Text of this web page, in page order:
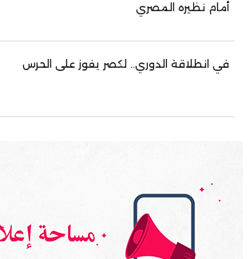
أمام نظيره المصري
في انطلاقة الدوري.. لكصر يفوز على الحرس